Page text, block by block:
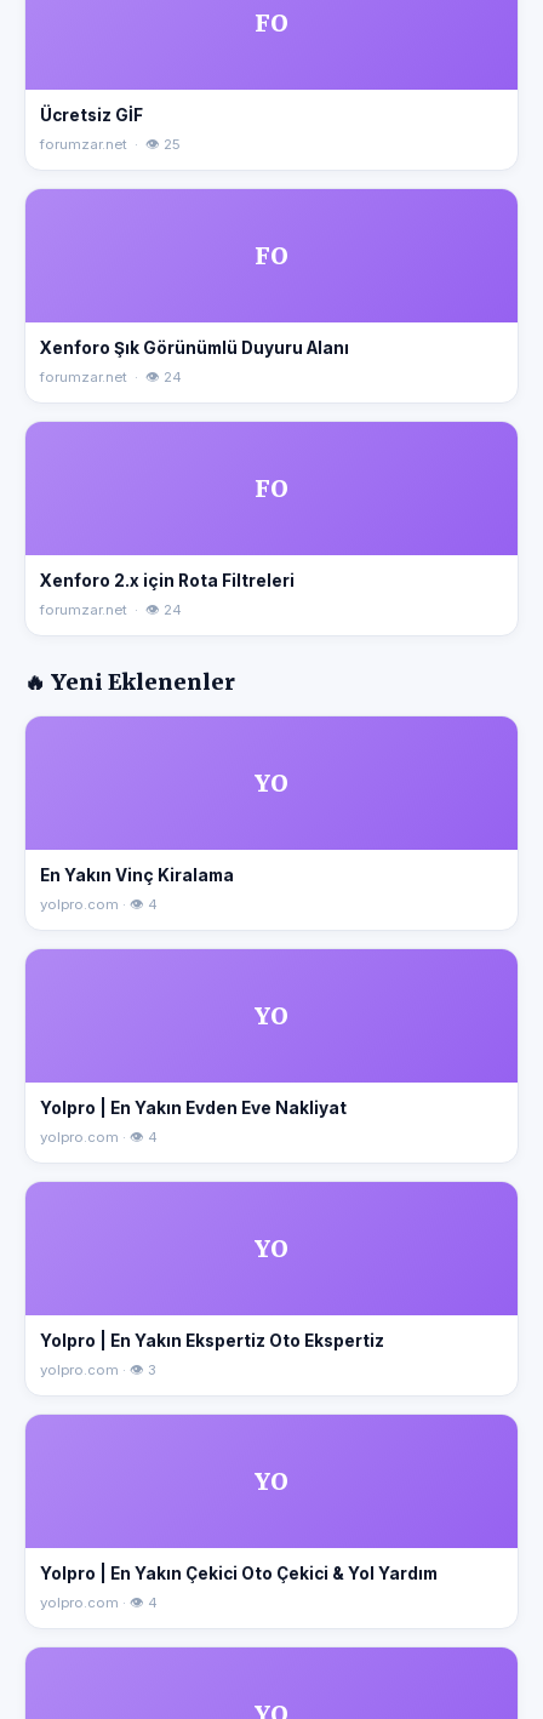
FO
Ücretsiz GİF
forumzar.net · 👁 25
FO
Xenforo Şık Görünümlü Duyuru Alanı
forumzar.net · 👁 24
FO
Xenforo 2.x için Rota Filtreleri
forumzar.net · 👁 24
🔥 Yeni Eklenenler
YO
En Yakın Vinç Kiralama
yolpro.com · 👁 4
YO
Yolpro | En Yakın Evden Eve Nakliyat
yolpro.com · 👁 4
YO
Yolpro | En Yakın Ekspertiz Oto Ekspertiz
yolpro.com · 👁 3
YO
Yolpro | En Yakın Çekici Oto Çekici & Yol Yardım
yolpro.com · 👁 4